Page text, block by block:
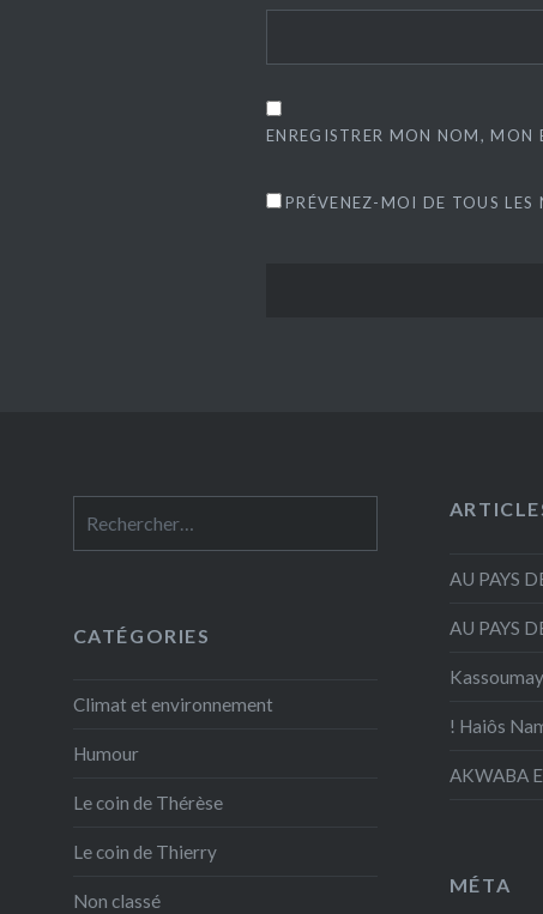
ENREGISTRER MON NOM,
PRÉVENEZ-MOI DE TOUS
AU PAYS
AU PAYS
! Haiôs
AKWABA
CATÉGORIES
Climat et environnement
Humour
Le coin de Thérèse
Le coin de Thierry
Non classé
MÉTA